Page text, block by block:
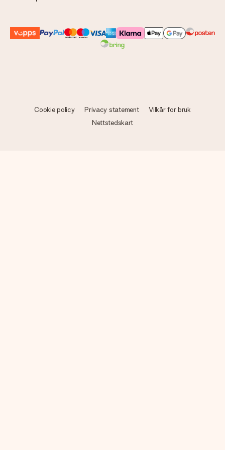
Cookie policy Privacy statement
Vilkår for bruk
Nettstedskart